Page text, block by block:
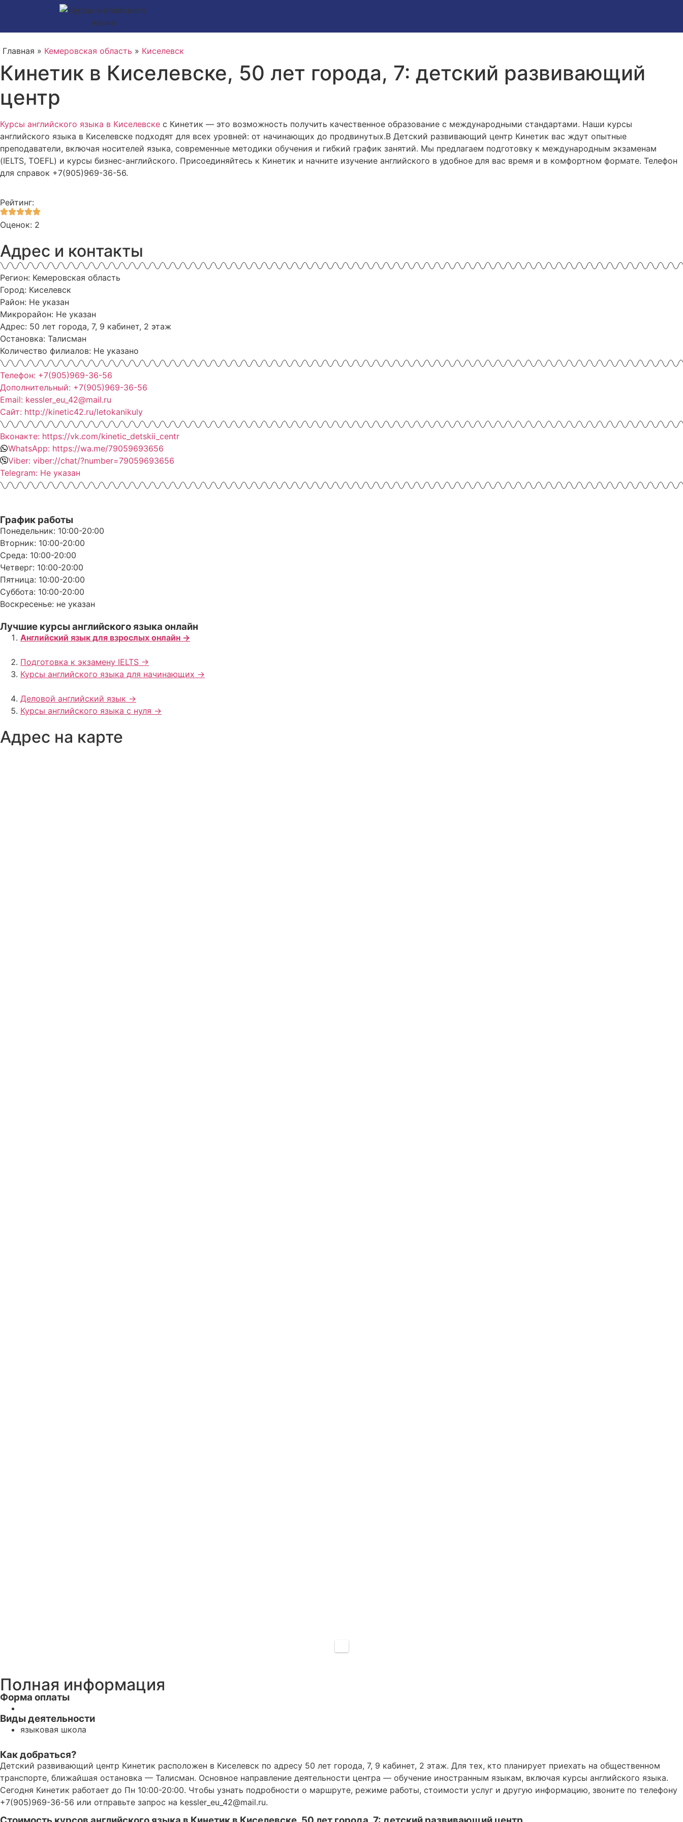
Главная » Кемеровская область » Киселевск
Кинетик в Киселевске, 50 лет города, 7: детский развивающий
центр
Курсы английского языка в Киселевске с Кинетик — это возможность получить качественное образование с международными стандартами. Наши курсы
английского языка в Киселевске подходят для всех уровней: от начинающих до продвинутых.В Детский развивающий центр Кинетик вас ждут опытные
преподаватели, включая носителей языка, современные методики обучения и гибкий график занятий. Мы предлагаем подготовку к международным экзаменам
(IELTS, TOEFL) и курсы бизнес-английского. Присоединяйтесь к Кинетик и начните изучение английского в удобное для вас время и в комфортном формате. Телефон
для справок +7(905)969-36-56.
Рейтинг:
Оценок: 2
Адрес и контакты
Регион: Кемеровская область
Город: Киселевск
Район: Не указан
Микрорайон: Не указан
Адрес: 50 лет города, 7, 9 кабинет, 2 этаж
Остановка: Талисман
Количество филиалов: Не указано
Телефон: +7(905)969-36-56
Дополнительный: +7(905)969-36-56
Email: kessler_eu_42@mail.ru
Сайт: http://kinetic42.ru/letokanikuly
Вконакте: https://vk.com/kinetic_detskii_centr
WhatsApp: https://wa.me/79059693656
Viber: viber://chat/?number=79059693656
Telegram: Не указан
График работы
Понедельник: 10:00-20:00
Вторник: 10:00-20:00
Среда: 10:00-20:00
Четверг: 10:00-20:00
Пятница: 10:00-20:00
Суббота: 10:00-20:00
Воскресенье: не указан
Лучшие курсы английского языка онлайн
Английский язык для взрослых онлайн ->
Подготовка к экзамену IELTS ->
Курсы английского языка для начинающих ->
Деловой английский язык ->
Курсы английского языка с нуля ->
Адрес на карте
Полная информация
Форма оплаты
Виды деятельности
языковая школа
Как добраться?
Детский развивающий центр Кинетик расположен в Киселевск по адресу 50 лет города, 7, 9 кабинет, 2 этаж. Для тех, кто планирует приехать на общественном
транспорте, ближайшая остановка — Талисман. Основное направление деятельности центра — обучение иностранным языкам, включая курсы английского языка.
Сегодня Кинетик работает до Пн 10:00-20:00. Чтобы узнать подробности о маршруте, режиме работы, стоимости услуг и другую информацию, звоните по телефону
+7(905)969-36-56 или отправьте запрос на kessler_eu_42@mail.ru.